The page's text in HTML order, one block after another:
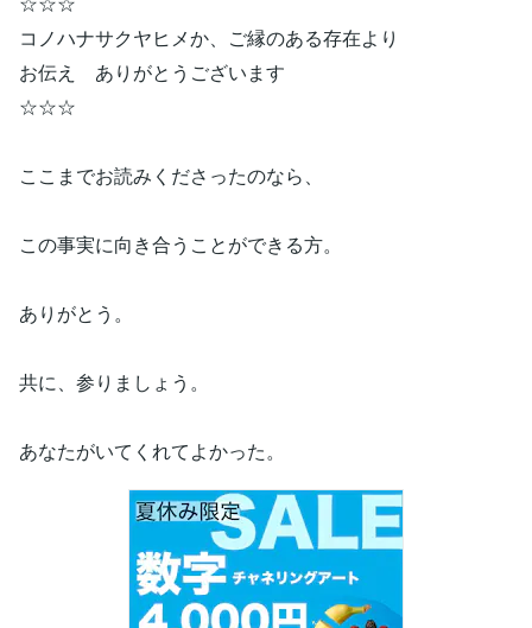
コノハナサクヤヒメか、ご縁のある存在より
お伝え ありがとうございます
☆☆☆
ここまでお読みくださったのなら、
この事実に向き合うことができる方。
ありがとう。
共に、参りましょう。
あなたがいてくれてよかった。